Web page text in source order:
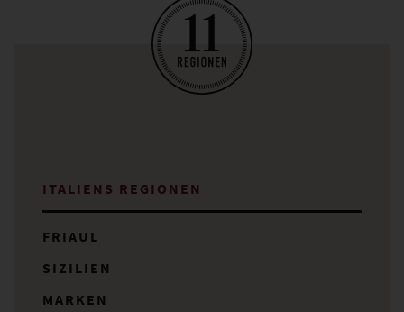
11
ITALIENS REGIONEN
FRIAUL
SIZILIEN
MARKEN